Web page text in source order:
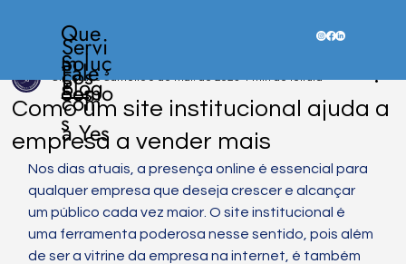
Que
m
Somo
s
Servi
ços
Soluç
ões
Fale
com
a Yes
Blog
Como um site institucional ajuda a
empresa a vender mais
Christiano Carneiro 9 de mai. de 2023 4 min de leitura
Nos dias atuais, a presença online é essencial para
qualquer empresa que deseja crescer e alcançar
um público cada vez maior. O site institucional é
uma ferramenta poderosa nesse sentido, pois além
de ser a vitrine da empresa na internet, é também